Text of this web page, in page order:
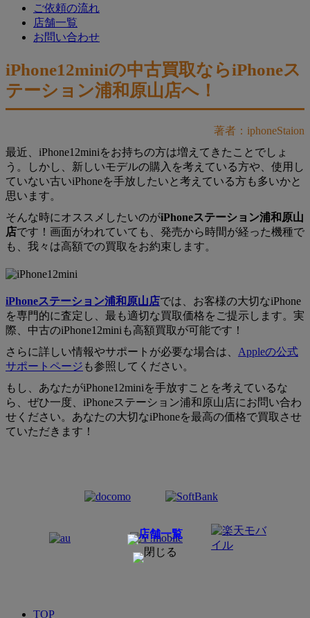
ご依頼の流れ
店舗一覧
お問い合わせ
iPhone12miniの中古買取ならiPhoneス
テーション浦和原山店へ！
著者：iphoneStaion
最近、iPhone12miniをお持ちの方は増えてきたことでしょ
う。しかし、新しいモデルの購入を考えている方や、使用し
ていない古いiPhoneを手放したいと考えている方も多いかと
思います。
そんな時にオススメしたいのがiPhoneステーション浦和原山
店です！画面がわれていても、発売から時間が経った機種で
も、我々は高額での買取をお約束します。
iPhoneステーション浦和原山店では、お客様の大切なiPhone
を専門的に査定し、最も適切な買取価格をご提示します。実
際、中古のiPhone12miniも高額買取が可能です！
さらに詳しい情報やサポートが必要な場合は、 Appleの公式
サポートページ も参照してください。
もし、あなたがiPhone12miniを手放すことを考えているな
ら、ぜひ一度、iPhoneステーション浦和原山店にお問い合わ
せください。あなたの大切なiPhoneを最高の価格で買取させ
ていただきます！
TOP